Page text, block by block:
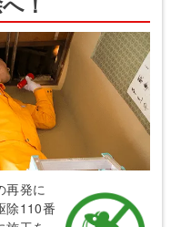
再発に
除110番